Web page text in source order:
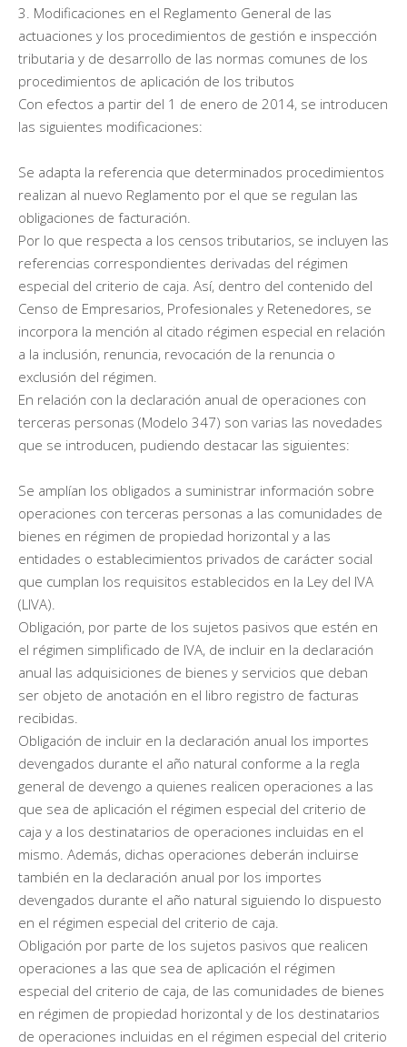
3. Modificaciones en el Reglamento General de las
actuaciones y los procedimientos de gestión e inspección
tributaria y de desarrollo de las normas comunes de los
procedimientos de aplicación de los tributos
Con efectos a partir del 1 de enero de 2014, se introducen
las siguientes modificaciones:
Se adapta la referencia que determinados procedimientos
realizan al nuevo Reglamento por el que se regulan las
obligaciones de facturación.
Por lo que respecta a los censos tributarios, se incluyen las
referencias correspondientes derivadas del régimen
especial del criterio de caja. Así, dentro del contenido del
Censo de Empresarios, Profesionales y Retenedores, se
incorpora la mención al citado régimen especial en relación
a la inclusión, renuncia, revocación de la renuncia o
exclusión del régimen.
En relación con la declaración anual de operaciones con
terceras personas (Modelo 347) son varias las novedades
que se introducen, pudiendo destacar las siguientes:
Se amplían los obligados a suministrar información sobre
operaciones con terceras personas a las comunidades de
bienes en régimen de propiedad horizontal y a las
entidades o establecimientos privados de carácter social
que cumplan los requisitos establecidos en la Ley del IVA
(LIVA).
Obligación, por parte de los sujetos pasivos que estén en
el régimen simplificado de IVA, de incluir en la declaración
anual las adquisiciones de bienes y servicios que deban
ser objeto de anotación en el libro registro de facturas
recibidas.
Obligación de incluir en la declaración anual los importes
devengados durante el año natural conforme a la regla
general de devengo a quienes realicen operaciones a las
que sea de aplicación el régimen especial del criterio de
caja y a los destinatarios de operaciones incluidas en el
mismo. Además, dichas operaciones deberán incluirse
también en la declaración anual por los importes
devengados durante el año natural siguiendo lo dispuesto
en el régimen especial del criterio de caja.
Obligación por parte de los sujetos pasivos que realicen
operaciones a las que sea de aplicación el régimen
especial del criterio de caja, de las comunidades de bienes
en régimen de propiedad horizontal y de los destinatarios
de operaciones incluidas en el régimen especial del criterio